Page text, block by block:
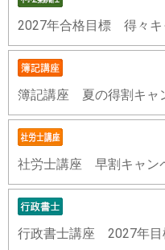
2027年合格目標 得々キ
簿記講座 夏の得割キャ
社労士講座 早割キャン
行政書士講座 2027年目